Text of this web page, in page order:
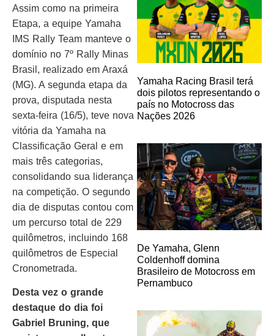
Assim como na primeira
Etapa, a equipe Yamaha
IMS Rally Team manteve o
domínio no 7º Rally Minas
Brasil, realizado em Araxá
(MG). A segunda etapa da
prova, disputada nesta
sexta-feira (16/5), teve nova
vitória da Yamaha na
Classificação Geral e em
mais três categorias,
consolidando sua liderança
na competição. O segundo
dia de disputas contou com
um percurso total de 229
quilômetros, incluindo 168
quilômetros de Especial
Cronometrada.
Desta vez o grande
destaque do dia foi
Gabriel Bruning, que
Yamaha Racing Brasil terá
dois pilotos representando o
país no Motocross das
Nações 2026
De Yamaha, Glenn
Coldenhoff domina
Brasileiro de Motocross em
Pernambuco